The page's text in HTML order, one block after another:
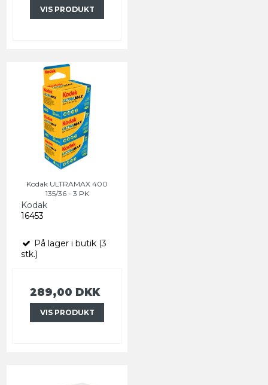
VIS PRODUKT
Kodak ULTRAMAX 400
135/36 - 3 PK
Kodak
16453
På lager i butik (3
stk.)
289,00 DKK
VIS PRODUKT